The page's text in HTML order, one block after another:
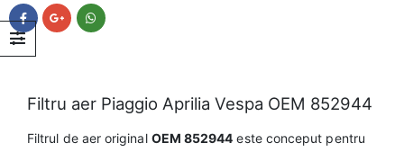
Filtru aer Piaggio Aprilia Vespa OEM 852944
Filtrul de aer original OEM 852944 este conceput pentru